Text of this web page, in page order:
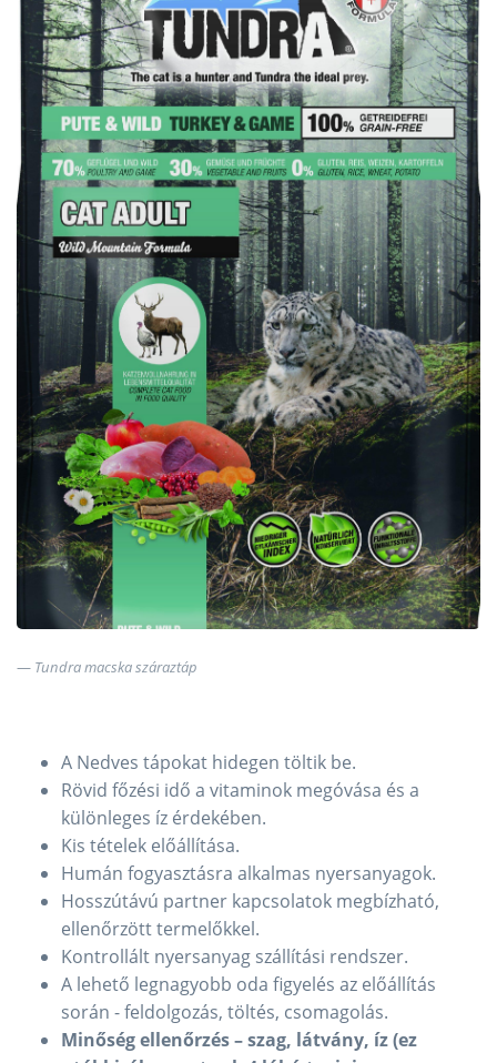
Tundra macska száraztáp
A Nedves tápokat hidegen töltik be.
Rövid főzési idő a vitaminok megóvása és a
különleges íz érdekében.
Kis tételek előállítása.
Humán fogyasztásra alkalmas nyersanyagok.
Hosszútávú partner kapcsolatok megbízható,
ellenőrzött termelőkkel.
Kontrollált nyersanyag szállítási rendszer.
A lehető legnagyobb oda figyelés az előállítás
során - feldolgozás, töltés, csomagolás.
Minőség ellenőrzés – szag, látvány, íz (ez